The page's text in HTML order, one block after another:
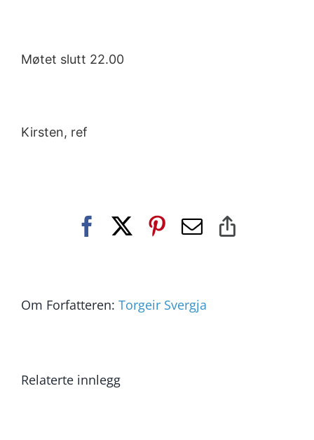
Møtet slutt 22.00
Kirsten, ref
Facebook Pinterest
E-
Om Forfatteren: Torgeir Svergja
Relaterte innlegg